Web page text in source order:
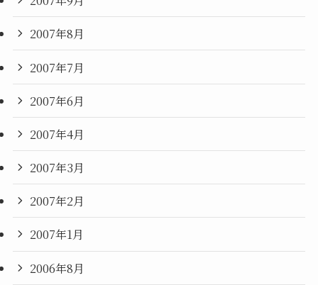
2007年8月
2007年7月
2007年6月
2007年4月
2007年3月
2007年2月
2007年1月
2006年8月